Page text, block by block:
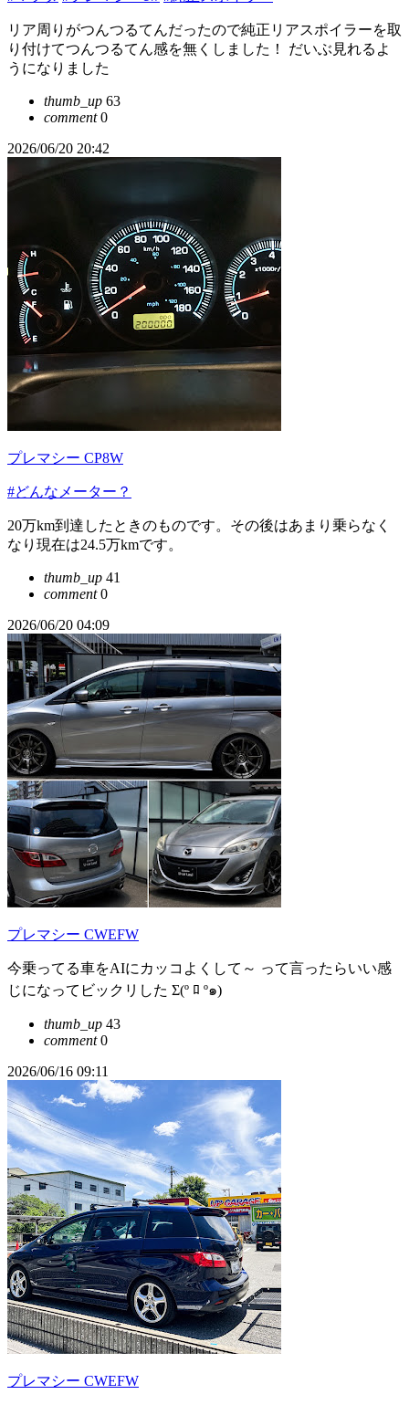
リア周りがつんつるてんだったので純正リアスポイラーを取
り付けてつんつるてん感を無くしました！ だいぶ見れるよ
うになりました
thumb_up 63
comment0
2026/06/20 20:42
プレマシー CP8W
#どんなメーター？
20万km到達したときのものです。その後はあまり乗らなく
なり現在は24.5万kmです。
thumb_up 41
comment0
2026/06/20 04:09
プレマシー CWEFW
今乗ってる車をAIにカッコよくして～ って言ったらいい感
じになってビックリした Σ(º ﾛ º๑)
thumb_up 43
comment0
2026/06/16 09:11
プレマシー CWEFW